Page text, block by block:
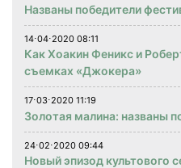
Названы победители
14⋅04⋅2020 08:11
Как Хоакин Феникс и
съемках «Джокера»
17⋅03⋅2020 11:19
Золотая малина: названы
24⋅02⋅2020 09:44
Новый эпизод культового